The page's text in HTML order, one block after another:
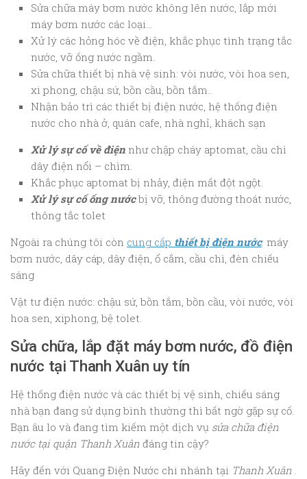
Sửa chữa máy bơm nước không lên nước, lắp mới
máy bơm nước các loại…
Xử lý các hỏng hóc về điện, khắc phục tình trạng tắc
nước, vỡ ống nước ngầm.
Sửa chữa thiết bị nhà vệ sinh: vòi nước, vòi hoa sen,
xi phong, chậu sứ, bồn cầu, bồn tắm..
Nhận bảo trì các thiết bị điện nước, hệ thống điện
nước cho nhà ở, quán cafe, nhà nghỉ, khách sạn
Xử lý sự cố về điện như chập cháy aptomat, cầu chì
dây điện nổi – chìm.
Khắc phục aptomat bị nhảy, điện mất đột ngột.
Xử lý sự cố ống nướcbị vỡ, thông đường thoát nước,
thông tắc tolet
Ngoài ra chúng tôi còn cung cấp thiết bị điện nước: máy
bơm nước, dây cáp, dây điện, ổ cắm, cầu chì, đèn chiếu
sáng
Vật tư điện nước: chậu sứ, bồn tắm, bồn cầu, vòi nước, vòi
hoa sen, xiphong, bệ tolet.
Sửa chữa, lắp đặt máy bơm nước, đồ điện
nước tại Thanh Xuân uy tín
Hệ thống điện nước và các thiết bị vệ sinh, chiếu sáng
nhà bạn đang sử dụng bình thường thì bất ngờ gặp sự cố.
Bạn âu lo và đang tìm kiếm một dịch vụ sửa chữa điện
nước tại quận Thanh Xuân đáng tin cậy?
Hãy đến với Quang Điện Nước chi nhánh tại Thanh Xuân .